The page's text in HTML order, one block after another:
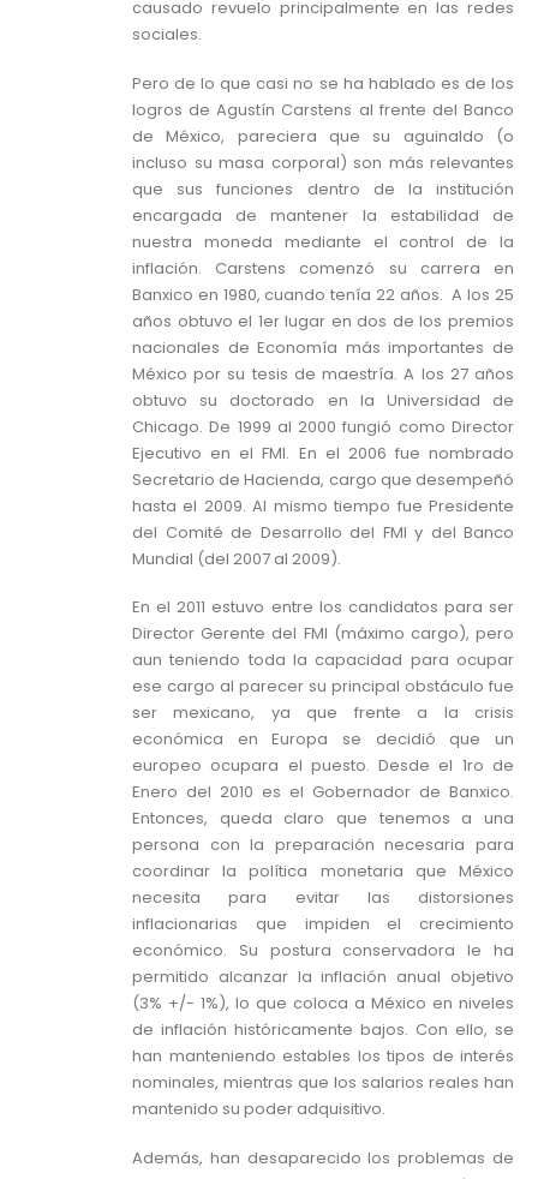
causado revuelo principalmente en las redes
sociales.
Pero de lo que casi no se ha hablado es de los
logros de Agustín Carstens al frente del Banco
de México, pareciera que su aguinaldo (o
incluso su masa corporal) son más relevantes
que sus funciones dentro de la institución
encargada de mantener la estabilidad de
nuestra moneda mediante el control de la
inflación. Carstens comenzó su carrera en
Banxico en 1980, cuando tenía 22 años. A los 25
años obtuvo el 1er lugar en dos de los premios
nacionales de Economía más importantes de
México por su tesis de maestría. A los 27 años
obtuvo su doctorado en la Universidad de
Chicago. De 1999 al 2000 fungió como Director
Ejecutivo en el FMI. En el 2006 fue nombrado
Secretario de Hacienda, cargo que desempeñó
hasta el 2009. Al mismo tiempo fue Presidente
del Comité de Desarrollo del FMI y del Banco
Mundial (del 2007 al 2009).
En el 2011 estuvo entre los candidatos para ser
Director Gerente del FMI (máximo cargo), pero
aun teniendo toda la capacidad para ocupar
ese cargo al parecer su principal obstáculo fue
ser mexicano, ya que frente a la crisis
económica en Europa se decidió que un
europeo ocupara el puesto. Desde el 1ro de
Enero del 2010 es el Gobernador de Banxico.
Entonces, queda claro que tenemos a una
persona con la preparación necesaria para
coordinar la política monetaria que México
necesita para evitar las distorsiones
inflacionarias que impiden el crecimiento
económico. Su postura conservadora le ha
permitido alcanzar la inflación anual objetivo
(3% +/- 1%), lo que coloca a México en niveles
de inflación históricamente bajos. Con ello, se
han manteniendo estables los tipos de interés
nominales, mientras que los salarios reales han
mantenido su poder adquisitivo.
Además, han desaparecido los problemas de